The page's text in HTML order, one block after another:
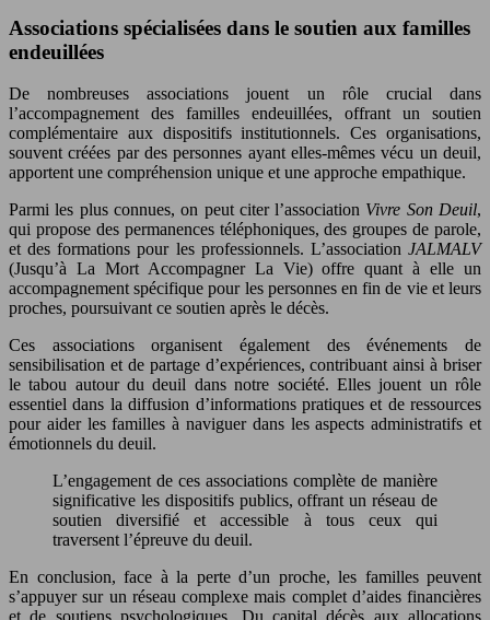
Associations spécialisées dans le soutien aux familles
endeuillées
De nombreuses associations jouent un rôle crucial dans
l’accompagnement des familles endeuillées, offrant un soutien
complémentaire aux dispositifs institutionnels. Ces organisations,
souvent créées par des personnes ayant elles-mêmes vécu un deuil,
apportent une compréhension unique et une approche empathique.
Parmi les plus connues, on peut citer l’association Vivre Son Deuil,
qui propose des permanences téléphoniques, des groupes de parole,
et des formations pour les professionnels. L’association JALMALV
(Jusqu’à La Mort Accompagner La Vie) offre quant à elle un
accompagnement spécifique pour les personnes en fin de vie et leurs
proches, poursuivant ce soutien après le décès.
Ces associations organisent également des événements de
sensibilisation et de partage d’expériences, contribuant ainsi à briser
le tabou autour du deuil dans notre société. Elles jouent un rôle
essentiel dans la diffusion d’informations pratiques et de ressources
pour aider les familles à naviguer dans les aspects administratifs et
émotionnels du deuil.
L’engagement de ces associations complète de manière
significative les dispositifs publics, offrant un réseau de
soutien diversifié et accessible à tous ceux qui
traversent l’épreuve du deuil.
En conclusion, face à la perte d’un proche, les familles peuvent
s’appuyer sur un réseau complexe mais complet d’aides financières